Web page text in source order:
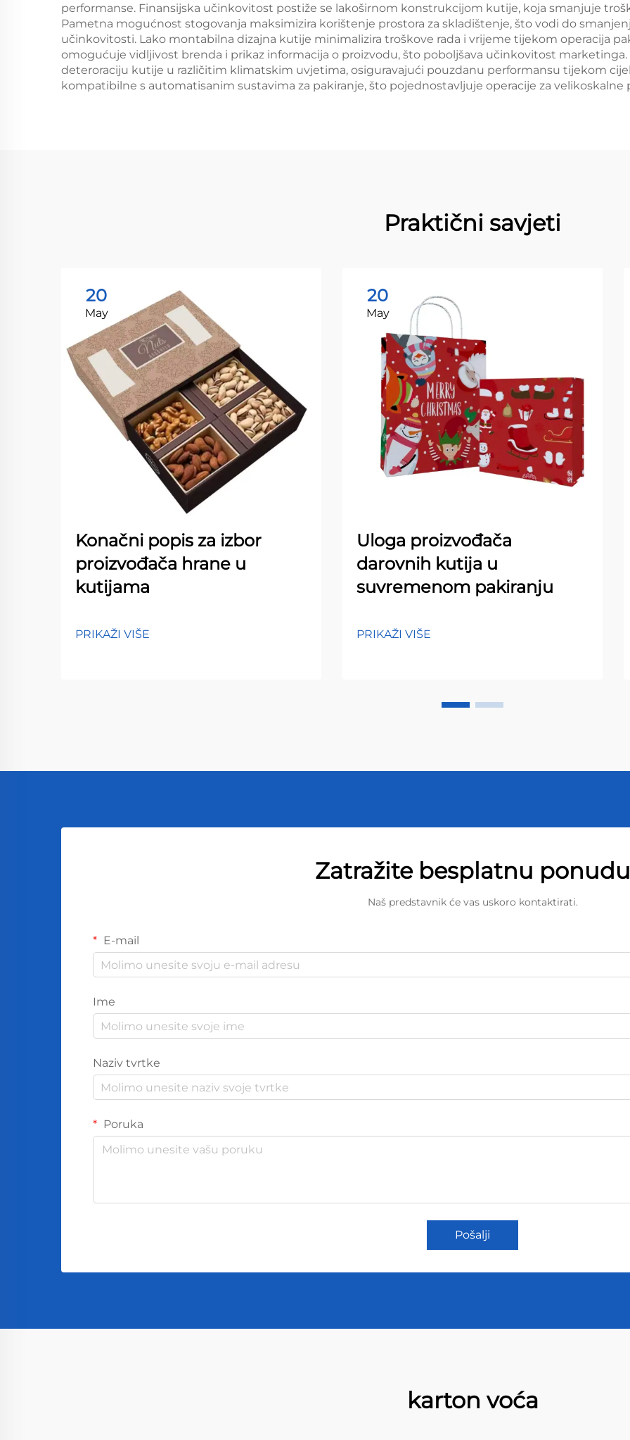
performanse. Finansijska učinkovitost postiže se lakoširnom konstrukcijom kutije, koja smanjuje
Pametna mogućnost stogovanja maksimizira korištenje prostora za skladištenje, što vodi do
učinkovitosti. Lako montabilna dizajna kutije minimalizira troškove rada i vrijeme tijekom operacija
omogućuje vidljivost brenda i prikaz informacija o proizvodu, što poboljšava učinkovitost
deteroraciju kutije u različitim klimatskim uvjetima, osiguravajući pouzdanu performansu tijekom
kompatibilne s automatisanim sustavima za pakiranje, što pojednostavljuje operacije za velikoskalne
Praktični savjeti
20
May
Konačni popis za izbor
proizvođača hrane u
kutijama
PRIKAŽI VIŠE
20
May
Uloga proizvođača
darovnih kutija u
suvremenom pakiranju
PRIKAŽI VIŠE
Zatražite besplatnu ponudu
Naš predstavnik će vas uskoro kontaktirati.
E-mail
Ime
Naziv tvrtke
Poruka
Pošalji
karton voća